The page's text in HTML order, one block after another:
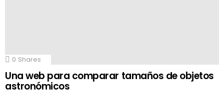
0 Shares
Una web para comparar tamaños de objetos
astronómicos